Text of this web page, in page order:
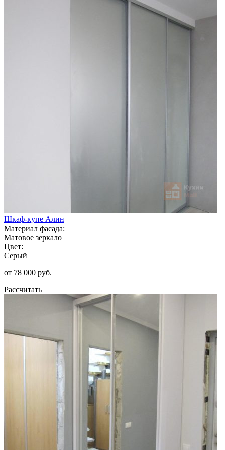
Шкаф-купе Алин
Материал фасада:
Матовое зеркало
Цвет:
Серый
от 78 000 руб.
Рассчитать